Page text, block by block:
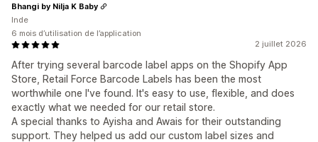
2 juillet 2026
After trying several barcode label apps on the Shopify App
Store, Retail Force Barcode Labels has been the most
worthwhile one I've found. It's easy to use, flexible, and does
exactly what we needed for our retail store.
A special thanks to Ayisha and Awais for their outstanding
support. They helped us add our custom label sizes and
Bhangi by Nilja K Baby
Inde
6 mois d’utilisation de l’application